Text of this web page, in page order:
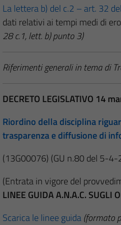
La lettera b) del c.2 – art. 32
dati relativi ai tempi medi di
28 c.1, lett. b) punto 3)
Riferimenti generali in tema di
DECRETO LEGISLATIVO 14
Riordino della disciplina
trasparenza e diffusione di
(13G00076) (GU n.80 del 5-4-
(Entrata in vigore del
LINEE GUIDA A.N.A.C. SUGLI
Scarica le linee guida(formato